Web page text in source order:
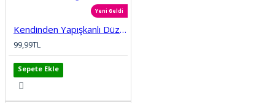
Yeni Geldi
Kendinden Yapışkanlı Düz Tuğla Desenli 3D Gri 68cmx68cm Salon Ev Köpük Duvar Paneli Kağıdı NW197
99,99TL
Sepete Ekle